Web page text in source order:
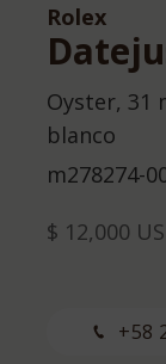
Rolex
Oyster, 31
blanco
m278274-
$ 12,000
+58